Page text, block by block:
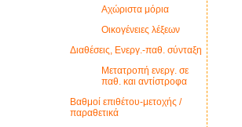
Αχώριστα μόρια
Οικογένειες λέξεων
Διαθέσεις, Ενεργ.-παθ. σύνταξη
Μετατροπή ενεργ. σε
παθ. και αντίστροφα
Βαθμοί επιθέτου-μετοχής /
παραθετικά